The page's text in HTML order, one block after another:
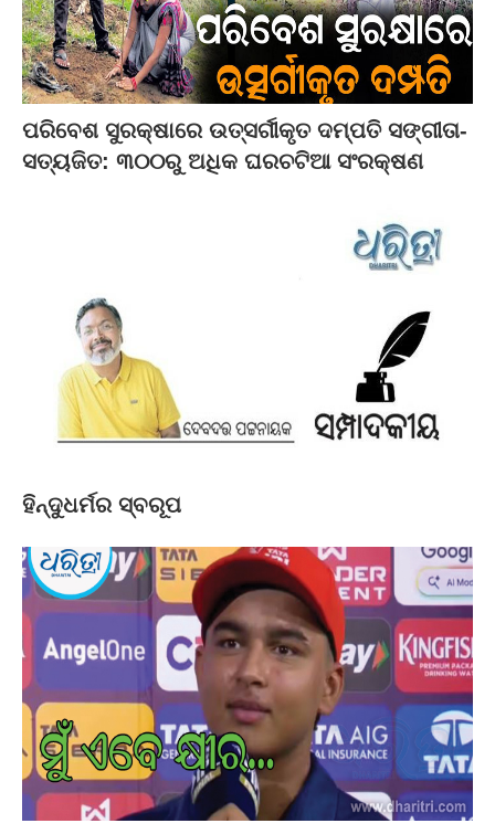
ପରିବେଶ ସୁରକ୍ଷାରେ ଉତ୍ସର୍ଗୀକୃତ ଦମ୍ପତି ସଙ୍ଗୀତା-
ସତ୍ୟଜିତ: ୩୦୦ରୁ ଅଧିକ ଘରଚଟିଆ ସଂରକ୍ଷଣ
ହିନ୍ଦୁଧର୍ମର ସ୍ବରୂପ